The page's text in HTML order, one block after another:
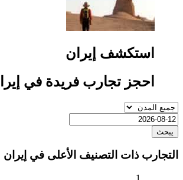
استكشف إيران
احجز تجارب فريدة في
يبحث
التجارب ذات التصنيف الأعلى في إيران